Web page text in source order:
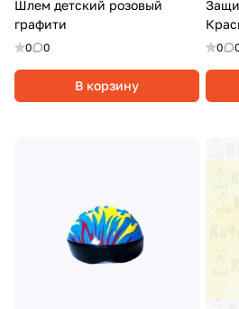
Шлем детский розовый
графити
0 0
В корзину
0